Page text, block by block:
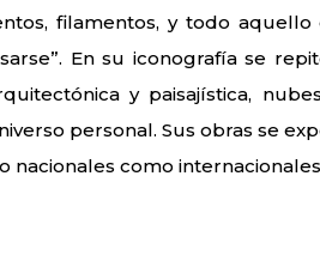
filamentos, y todo
En su iconografía se
y paisajística,
personal. Sus obras se
nacionales como